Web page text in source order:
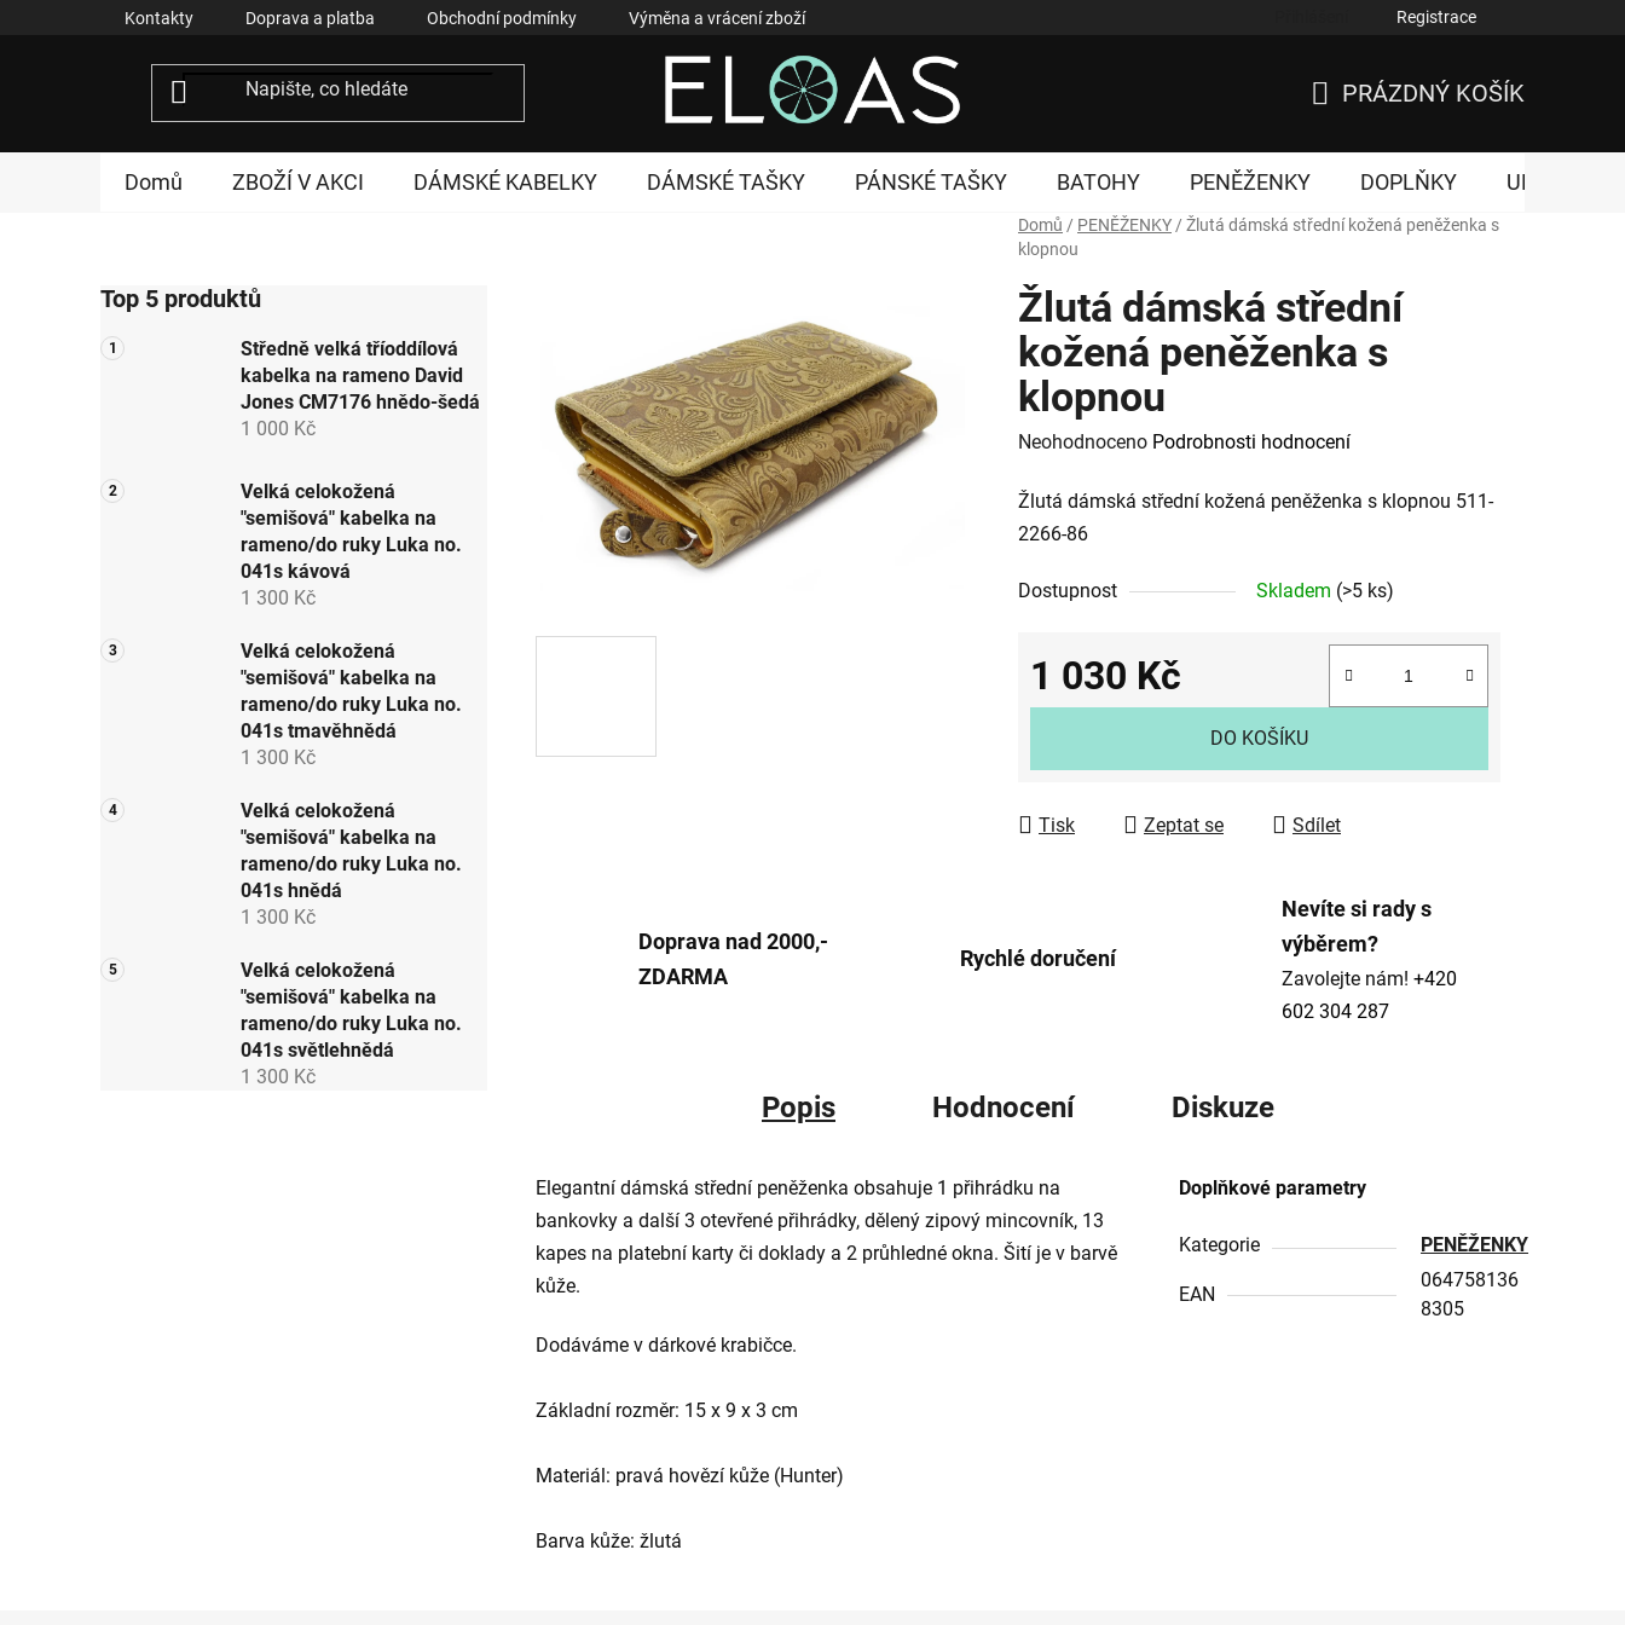
Kontakty Doprava a platba Obchodní podmínky Výměna a vrácení zboží Registrace
KOŠÍK
PRÁZDNÝ KOŠÍK
Domů ZBOŽÍ V AKCI DÁMSKÉ KABELKY DÁMSKÉ TAŠKY PÁNSKÉ TAŠKY BATOHY PENĚŽENKY DOPLŇKY UNISEX
Domů / PENĚŽENKY / Žlutá dámská střední kožená peněženka s
klopnou
o
s
t
n
e
Top 5 produktů
Středně velká tříoddílová
kabelka na rameno David
Jones CM7176 hnědo-šedá
1 000 Kč
Velká celokožená
"semišová" kabelka na
rameno/do ruky Luka no.
041s kávová
1 300 Kč
Velká celokožená
"semišová" kabelka na
rameno/do ruky Luka no.
041s tmavěhnědá
1 300 Kč
Velká celokožená
"semišová" kabelka na
rameno/do ruky Luka no.
041s hnědá
1 300 Kč
Velká celokožená
"semišová" kabelka na
rameno/do ruky Luka no.
041s světlehnědá
1 300 Kč
Žlutá dámská střední
kožená peněženka s
klopnou
Průměrné
produktu
je
z
hvězdiček.
Neohodnoceno Podrobnosti hodnocení
Žlutá dámská střední kožená peněženka s klopnou 511-
2266-86
Dostupnost Skladem (>5 ks)
1 030 Kč
Měrná cena:
DO KOŠÍKU
Tisk Zeptat se Sdílet
Doprava nad 2000,-
ZDARMA
Rychlé doručení
Nevíte si rady s
výběrem?
Zavolejte nám! +420
602 304 287
Popis Hodnocení Diskuze
Elegantní dámská střední peněženka obsahuje 1 přihrádku na
bankovky a další 3 otevřené přihrádky, dělený zipový mincovník, 13
kapes na platební karty či doklady a 2 průhledné okna. Šití je v barvě
kůže.
Dodáváme v dárkové krabičce.
Základní rozměr: 15 x 9 x 3 cm
Materiál: pravá hovězí kůže (Hunter)
Barva kůže: žlutá
Doplňkové parametry
Kategorie PENĚŽENKY
EAN
064758136
8305